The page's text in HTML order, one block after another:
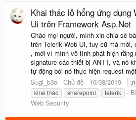
Khai thác lỗ hổng ứng dụng
Ui trên Framework Asp.Net
Chào mọi người, mình xin chia sẻ
trên Telerik Web UI, tuy cũ mà mới,
, mới vì mình vô tình phát hiện rằng
signature các thiết bị ANTT, và nó
tự động bởi nó thực hiện request
Sugi_b3o
Chủ đề 10/08/2019
khai thác
sharepoint telerik
Web Security